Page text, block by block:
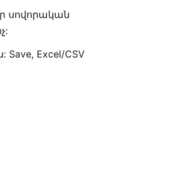
սովորական
Excel/CSV